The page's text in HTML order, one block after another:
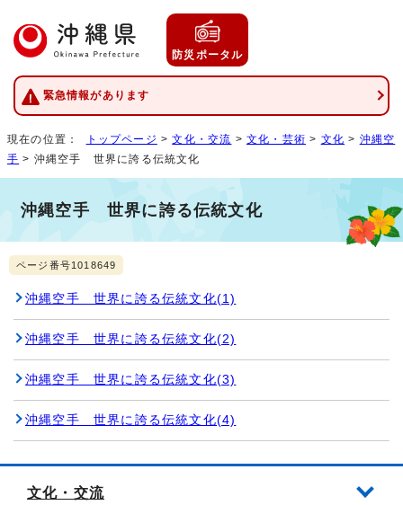
防災ポータル
緊急情報があります
現在の位置： トップページ >文化・交流 >文化・芸術 > 文化 > 沖縄空
手 > 沖縄空手 世界に誇る伝統文化
沖縄空手 世界に誇る伝統文化
ページ番号1018649
沖縄空手 世界に誇る伝統文化(1)
沖縄空手 世界に誇る伝統文化(2)
沖縄空手 世界に誇る伝統文化(3)
沖縄空手 世界に誇る伝統文化(4)
文化・交流